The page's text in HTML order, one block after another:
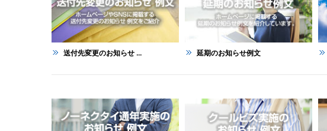
送付先変更のお知らせ ... 延期のお知らせ例文